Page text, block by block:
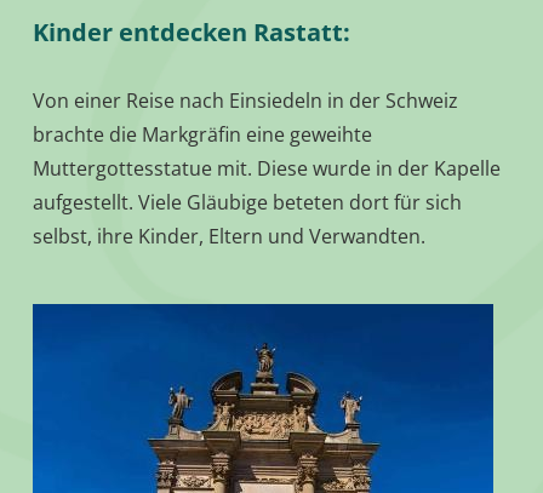
Kinder entdecken Rastatt:
Von einer Reise nach Einsiedeln in der Schweiz
brachte die Markgräfin eine geweihte
Muttergottesstatue mit. Diese wurde in der Kapelle
aufgestellt. Viele Gläubige beteten dort für sich
selbst, ihre Kinder, Eltern und Verwandten.